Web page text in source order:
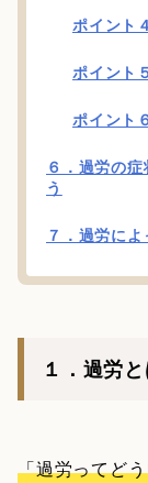
ポイント
ポイント
ポイント
６．過労の
う
７．過労に
１．過労
「過労ってど